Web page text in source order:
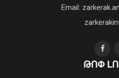
բանականության
Email:
ԹՈՓ